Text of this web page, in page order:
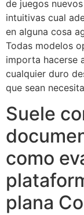
de juegos
intuitivas cual
en alguna cosa
Todas modelos
importa hacerse
cualquier duro
que sean
Suele
como
plana